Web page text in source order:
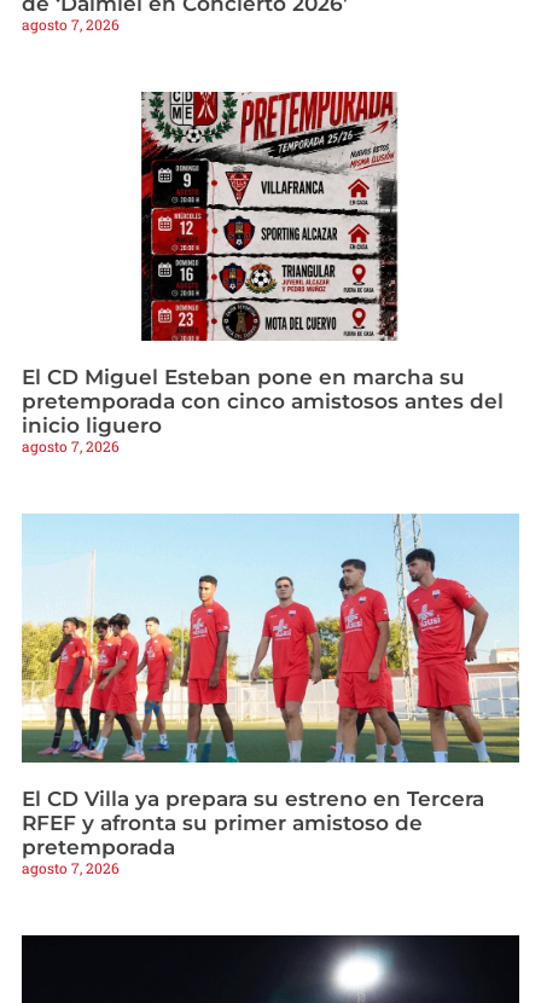
agosto 7, 2026
El CD Miguel Esteban pone en marcha su
pretemporada con cinco amistosos antes del
inicio liguero
agosto 7, 2026
El CD Villa ya prepara su estreno en Tercera
RFEF y afronta su primer amistoso de
pretemporada
agosto 7, 2026